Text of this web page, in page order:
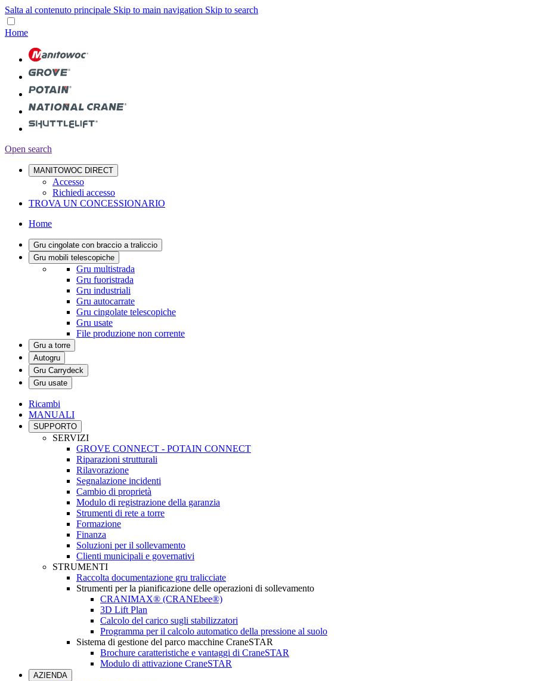
Salta al contenuto principale Skip to main navigation Skip to search
Home
Open search
MANITOWOC DIRECT
Accesso
Richiedi accesso
TROVA UN CONCESSIONARIO
Home
Gru cingolate con braccio a traliccio
Gru mobili telescopiche
Gru multistrada
Gru fuoristrada
Gru industriali
Gru autocarrate
Gru cingolate telescopiche
Gru usate
File produzione non corrente
Gru a torre
Autogru
Gru Carrydeck
Gru usate
Ricambi
MANUALI
SUPPORTO
SERVIZI
GROVE CONNECT - POTAIN CONNECT
Riparazioni strutturali
Rilavorazione
Segnalazione incidenti
Cambio di proprietà
Modulo di registrazione della garanzia
Strumenti di rete a torre
Formazione
Finanza
Soluzioni per il sollevamento
Clienti municipali e governativi
STRUMENTI
Raccolta documentazione gru tralicciate
Strumenti per la pianificazione delle operazioni di sollevamento
CRANIMAX® (CRANEbee®)
3D Lift Plan
Calcolo del carico sugli stabilizzatori
Programma per il calcolo automatico della pressione al suolo
Sistema di gestione del parco macchine CraneSTAR
Brochure caratteristiche e vantaggi di CraneSTAR
Modulo di attivazione CraneSTAR
AZIENDA